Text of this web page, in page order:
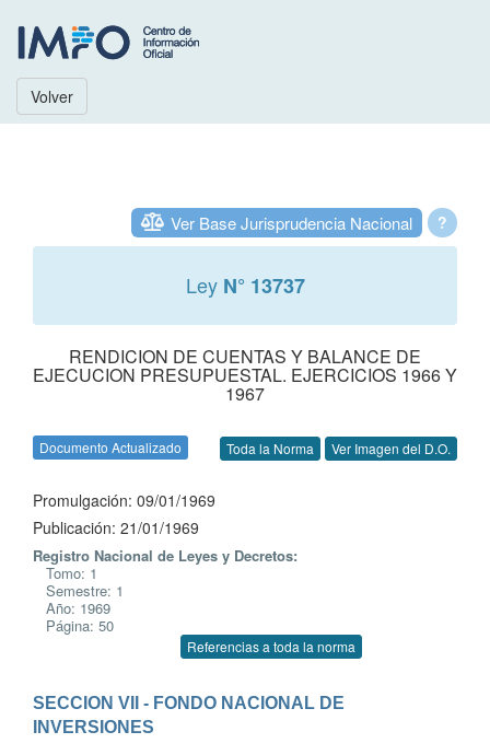
Volver
?
Ver Base Jurisprudencia Nacional
Ley N° 13737
RENDICION DE CUENTAS Y BALANCE DE
EJECUCION PRESUPUESTAL. EJERCICIOS 1966 Y
1967
Documento Actualizado Toda la Norma Ver Imagen del D.O.
Promulgación: 09/01/1969
Publicación: 21/01/1969
Registro Nacional de Leyes y Decretos:
Tomo: 1
Semestre: 1
Año: 1969
Página: 50
Referencias a toda la norma
SECCION VII - FONDO NACIONAL DE
INVERSIONES